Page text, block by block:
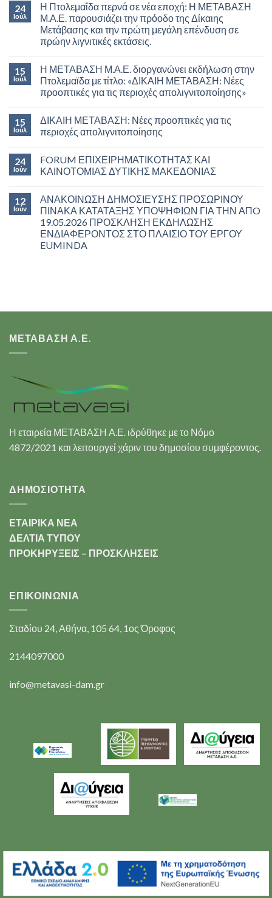
24
Ιούλ
Η Πτολεμαΐδα περνά σε νέα εποχή: Η ΜΕΤΑΒΑΣΗ
Μ.Α.Ε. παρουσιάζει την πρόοδο της Δίκαιης
Μετάβασης και την πρώτη μεγάλη επένδυση σε
πρώην λιγνιτικές εκτάσεις.
15
Ιούλ
Η ΜΕΤΑΒΑΣΗ Μ.Α.Ε. διοργανώνει εκδήλωση στην
Πτολεμαϊδα με τίτλο: «ΔΙΚΑΙΗ ΜΕΤΑΒΑΣΗ: Νέες
προοπτικές για τις περιοχές απολιγνιτοποίησης»
15
Ιούλ
ΔΙΚΑΙΗ ΜΕΤΑΒΑΣΗ: Νέες προοπτικές για τις
περιοχές απολιγνιτοποίησης
24
Ιούν
FORUM ΕΠΙΧΕΙΡΗΜΑΤΙΚΟΤΗΤΑΣ ΚΑΙ
ΚΑΙΝΟΤΟΜΙΑΣ ΔΥΤΙΚΗΣ ΜΑΚΕΔΟΝΙΑΣ
12
Ιούν
ΑΝΑΚΟΙΝΩΣΗ ΔΗΜΟΣΙΕΥΣΗΣ ΠΡΟΣΩΡΙΝΟΥ
ΠΙΝΑΚΑ ΚΑΤΑΤΑΞΗΣ ΥΠΟΨΗΦΙΩΝ ΓΙΑ ΤΗΝ ΑΠO
19.05.2026 ΠΡΟΣΚΛΗΣΗ ΕΚΔΗΛΩΣΗΣ
ΕΝΔΙΑΦΕΡΟΝΤΟΣ ΣΤΟ ΠΛΑΙΣΙΟ ΤΟΥ ΕΡΓΟΥ
EUMINDA
ΜΕΤΑΒΑΣΗ Α.Ε.
Η εταιρεία ΜΕΤΑΒΑΣΗ Α.Ε. ιδρύθηκε με το Νόμο
4872/2021 και λειτουργεί χάριν του δημοσίου συμφέροντος.
ΔΗΜΟΣΙΟΤΗΤΑ
ΕΤΑΙΡΙΚΑ ΝΕΑ
ΔΕΛΤΙΑ ΤΥΠΟΥ
ΠΡΟΚΗΡΥΞΕΙΣ – ΠΡΟΣΚΛΗΣΕΙΣ
ΕΠΙΚΟΙΝΩΝΊΑ
Σταδίου 24, Αθήνα, 105 64, 1ος Όροφος
2144097000
info@metavasi-dam.gr